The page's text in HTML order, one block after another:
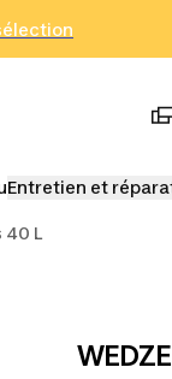
Entretien et
40 L
WEDZE